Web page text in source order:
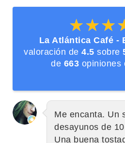
La Atlántica Café -
valoración de4.5 sobre
de 663 opiniones
Me encanta. Un
desayunos de
Una buena